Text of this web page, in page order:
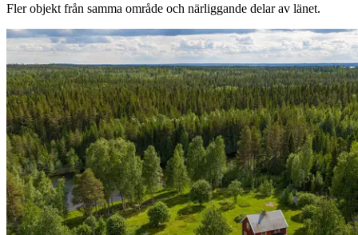
Fler objekt från samma område och närliggande delar av länet.